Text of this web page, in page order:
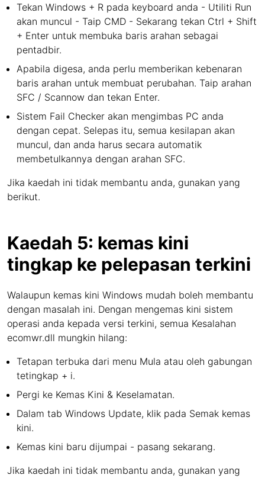
Tekan Windows + R pada keyboard anda - Utiliti Run
akan muncul - Taip CMD - Sekarang tekan Ctrl + Shift
+ Enter untuk membuka baris arahan sebagai
pentadbir.
Apabila digesa, anda perlu memberikan kebenaran
baris arahan untuk membuat perubahan. Taip arahan
SFC / Scannow dan tekan Enter.
Sistem Fail Checker akan mengimbas PC anda
dengan cepat. Selepas itu, semua kesilapan akan
muncul, dan anda harus secara automatik
membetulkannya dengan arahan SFC.
Jika kaedah ini tidak membantu anda, gunakan yang
berikut.
Kaedah 5: kemas kini
tingkap ke pelepasan terkini
Walaupun kemas kini Windows mudah boleh membantu
dengan masalah ini. Dengan mengemas kini sistem
operasi anda kepada versi terkini, semua Kesalahan
ecomwr.dll mungkin hilang:
Tetapan terbuka dari menu Mula atau oleh gabungan
tetingkap + i.
Pergi ke Kemas Kini & Keselamatan.
Dalam tab Windows Update, klik pada Semak kemas
kini.
Kemas kini baru dijumpai - pasang sekarang.
Jika kaedah ini tidak membantu anda, gunakan yang